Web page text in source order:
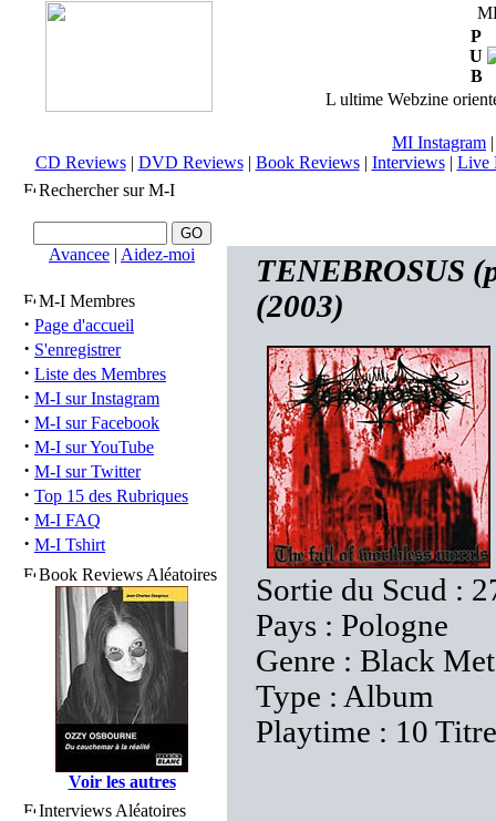
P
U
B
L ultime Webzine
MI Instagram
CD Reviews| DVD Reviews| Book Reviews| Interviews| Live
Rechercher sur M-I
Avancee | Aidez-moi
M-I Membres
· Page d'accueil
· S'enregistrer
· Liste des Membres
· M-I sur Instagram
· M-I sur Facebook
· M-I sur YouTube
· M-I sur Twitter
· Top 15 des Rubriques
· M-I FAQ
· M-I Tshirt
Book Reviews Aléatoires
Voir les autres
Interviews Aléatoires
TENEBROSUS
(2003)
Sortie du Scud :
Pays : Pologne
Genre : Black
Type : Album
Playtime : 10